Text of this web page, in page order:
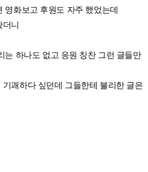
화보고 후원도 자주 했었는데
니
는 하나도 없고 응원 칭찬 그런 글들만
괘하다 싶던데 그들한테 불리한 글은